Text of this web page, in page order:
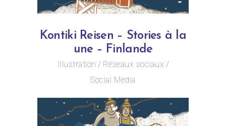
Kontiki Reisen – Stories à la
une – Finlande
Illustration
Réseaux sociaux
Social Media